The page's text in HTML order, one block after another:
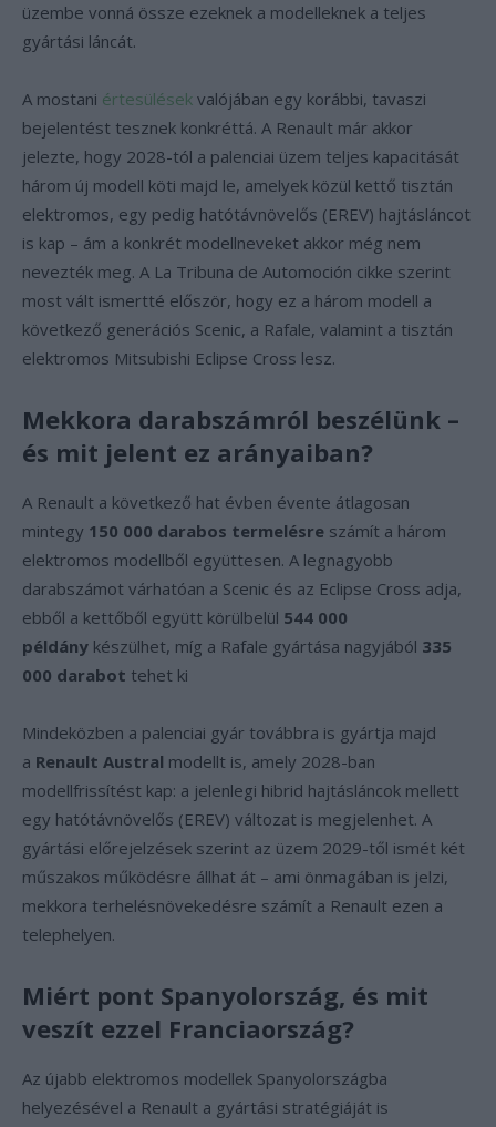
üzembe vonná össze ezeknek a modelleknek a teljes
gyártási láncát.
A mostani értesülések valójában egy korábbi, tavaszi
bejelentést tesznek konkréttá. A Renault már akkor
jelezte, hogy 2028-tól a palenciai üzem teljes kapacitását
három új modell köti majd le, amelyek közül kettő tisztán
elektromos, egy pedig hatótávnövelős (EREV) hajtásláncot
is kap – ám a konkrét modellneveket akkor még nem
nevezték meg. A La Tribuna de Automoción cikke szerint
most vált ismertté először, hogy ez a három modell a
következő generációs Scenic, a Rafale, valamint a tisztán
elektromos Mitsubishi Eclipse Cross lesz.
Mekkora darabszámról beszélünk –
és mit jelent ez arányaiban?
A Renault a következő hat évben évente átlagosan
mintegy 150 000 darabos termelésre számít a három
elektromos modellből együttesen. A legnagyobb
darabszámot várhatóan a Scenic és az Eclipse Cross adja,
ebből a kettőből együtt körülbelül 544 000
példány készülhet, míg a Rafale gyártása nagyjából 335
000 darabot tehet ki
Mindeközben a palenciai gyár továbbra is gyártja majd
a Renault Austral modellt is, amely 2028-ban
modellfrissítést kap: a jelenlegi hibrid hajtásláncok mellett
egy hatótávnövelős (EREV) változat is megjelenhet. A
gyártási előrejelzések szerint az üzem 2029-től ismét két
műszakos működésre állhat át – ami önmagában is jelzi,
mekkora terhelésnövekedésre számít a Renault ezen a
telephelyen.
Miért pont Spanyolország, és mit
veszít ezzel Franciaország?
Az újabb elektromos modellek Spanyolországba
helyezésével a Renault a gyártási stratégiáját is